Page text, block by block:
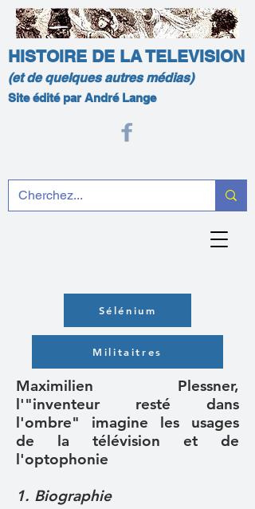
HISTOIRE DE LA TELEVISION
(et de quelques autres médias)
Site édité par André Lange
Sélénium
Militaitres
Maximilien Plessner,
l'"inventeur resté dans
l'ombre" imagine les usages
de la télévision et de
l'optophonie
1. Biographie